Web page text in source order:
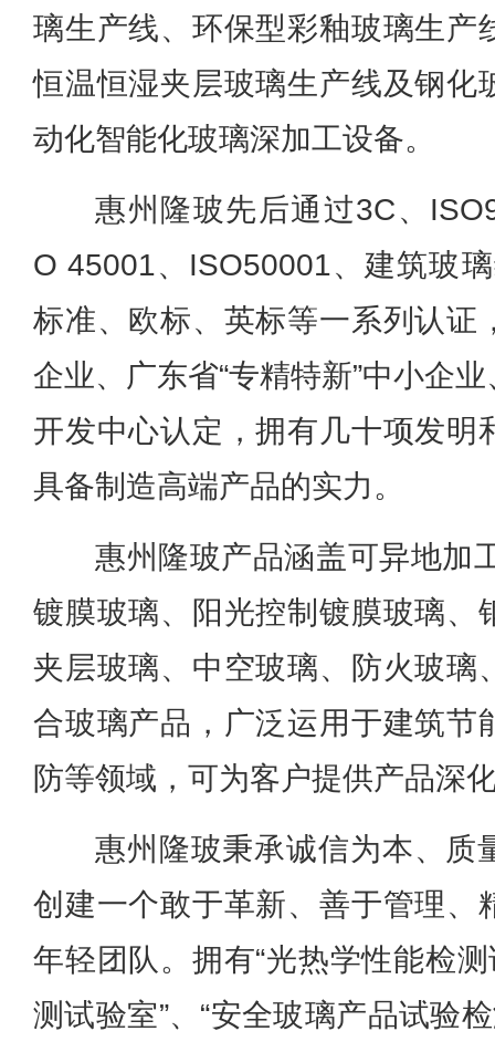
璃生产线、环保型彩釉玻璃生产
恒温恒湿夹层玻璃生产线及钢化
动化智能化玻璃深加工设备。
惠州隆玻先后通过3C、
O 45001、ISO50001、建筑玻
标准、欧标、英标等一系列认证
企业、广东省“专精特新”中小企
开发中心认定，拥有几十项发明
具备制造高端产品的实力。
惠州隆玻产品涵盖可异地加
镀膜玻璃、阳光控制镀膜玻璃、
夹层玻璃、中空玻璃、防火玻璃
合玻璃产品，广泛运用于建筑节
防等领域，可为客户提供产品深
惠州隆玻秉承诚信为本、质
创建一个敢于革新、善于管理、
年轻团队。拥有“光热学性能检
测试验室”、“安全玻璃产品试验